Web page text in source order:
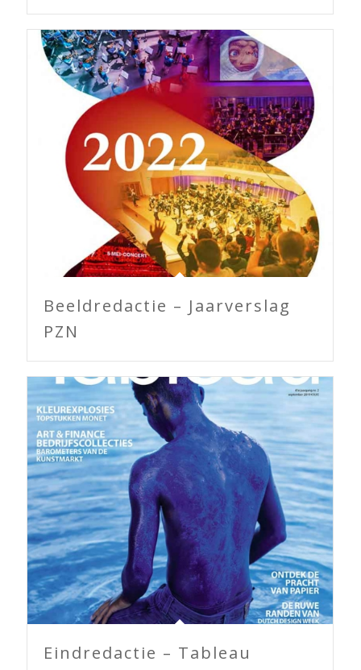
Beeldredactie – Jaarverslag
PZN
Eindredactie – Tableau